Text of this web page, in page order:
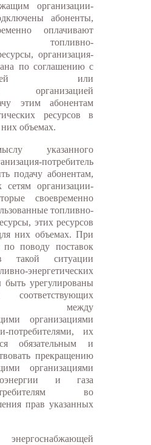
организации-
абоненты,
оплачивают
топливно-
организация-
по соглашению с
или
организацией
этим абонентам
ресурсов в
объемах.
указанного
потребитель
подачу абонентам,
организации-
своевременно
топливно-
этих ресурсов
них объемах. При
поводу поставок
такой ситуации
энергетических
урегулированы
между
организациями
потребителями, их
обязательным и
прекращению
организациями
и газа
потребителям во
прав указанных
энергоснабжающей